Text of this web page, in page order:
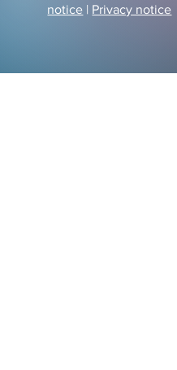
notice | Privacy notice